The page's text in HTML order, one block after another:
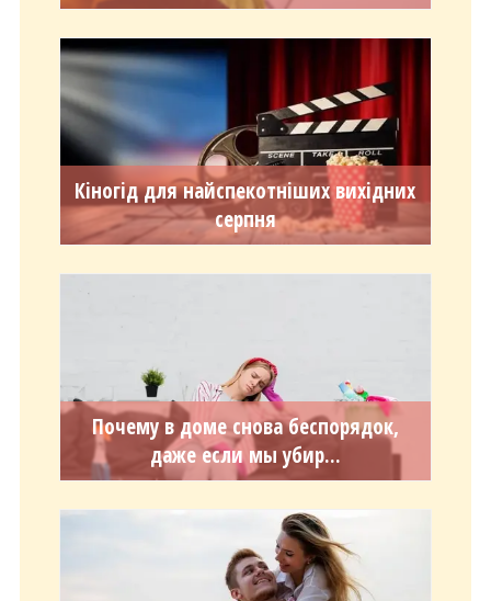
Кіногід для найспекотніших вихідних
серпня
Почему в доме снова беспорядок,
даже если мы убир...